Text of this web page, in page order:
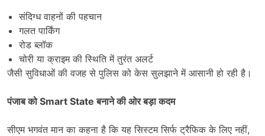
संदिग्ध वाहनों की पहचान
गलत पार्किंग
रोड ब्लॉक
चोरी या क्राइम की स्थिति में तुरंत अलर्ट
जैसी सुविधाओं की वजह से पुलिस को केस सुलझाने में आसानी हो रही है।
पंजाब कोSmart Stateबनाने की ओर बड़ा कदम
सीएम भगवंत मान का कहना है कि यह सिस्टम सिर्फ ट्रैफिक के लिए नहीं,